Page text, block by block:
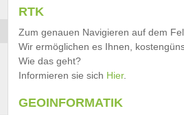
RTK
Zum genauen Navigieren auf dem
Wir ermöglichen es Ihnen,
Wie das geht?
Informieren sie sich Hier.
GEOINFORMATIK